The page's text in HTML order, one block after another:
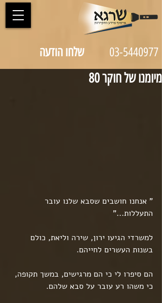
03-5440977 שלחו הודעה
מיומנו של חוקר 80
" אנחנו חושבים שסבא שלנו עובר
התעללות..."
למשרדי הגיעו ירון, שירה וליאת, כולם
בשנות העשרים לחייהם.
הם סיפרו לי כי הם מרגישים, במשך תקופה,
כי משהו רע עובר על סבא שלהם.